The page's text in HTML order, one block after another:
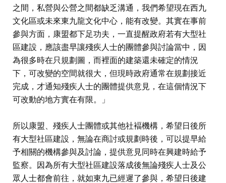
之間，私營與公營之間都缺乏溝通，我們希望現在西九
文化區或未來東九龍文化中心，能有改變。其實在事前
參與方面，康盟都下足功夫，一直提醒政府若有大型社
區建設，應該盡早讓殘疾人士的團體參與討論當中，因
為很多時在只規劃圖，而裡面的建築還未確定的情況
下，可改變的空間就很大，但現時政府通常在規劃接近
完成，才通知殘疾人士的團體提供意見，在這個情況下
可改動的地方實在有限。」
所以康盟、殘疾人士團體或其他社褔機構，希望日後所
有大型社區建設，無論在商討或規劃時後，可以提早給
予相關的機構參與及討論，提供意見同時在興建時給予
監察。因為所有大型社區建設落成後無論殘疾人士及公
眾人士都會前往，就如東九已經遲了參與，希望日後建